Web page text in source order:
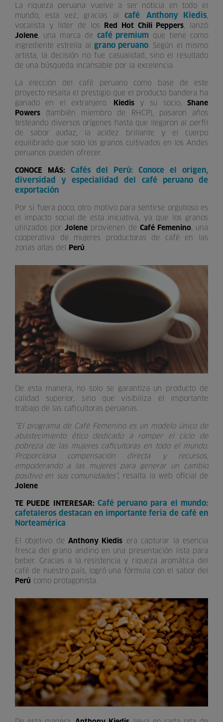
La riqueza peruana vuelve a ser noticia en todo el
mundo, esta vez, gracias al café.Anthony Kiedis
vocalista y líder de los Red Hot Chili Peppers , lanzó
Jolene, una marca de café premium que tiene como
ingrediente estrella al grano peruano . Según el mismo
artista, la decisión no fue casualidad, sino el resultado
de una búsqueda incansable por la excelencia.
La elección del café peruano como base de este
proyecto resalta el prestigio que el producto bandera ha
ganado en el extranjero. Kiedisy su socio,Shane
Powers(también miembro de RHCP), pasaron años
testeando diversos orígenes hasta que llegaron al perfil
de sabor audaz, la acidez brillante y el cuerpo
equilibrado que solo los granos cultivados en los Andes
peruanos pueden ofrecer.
CONOCE MÁS: Cafés del Perú: Conoce el origen,
diversidad y especialidad del café peruano de
exportación
Por si fuera poco, otro motivo para sentirse orgulloso es
el impacto social de esta iniciativa, ya que los granos
utilizados por Joleneprovienen deCafé Femenino , una
cooperativa de mujeres productoras de café en las
zonas altas del Perú
De esta manera, no solo se garantiza un producto de
calidad superior, sino que visibiliza el importante
trabajo de las caficultoras peruanas.
“El programa de Café Femenino es un modelo único de
abastecimiento ético dedicado a romper el ciclo de
pobreza de las mujeres caficultoras en todo el mundo.
Proporciona compensación directa y recursos,
empoderando a las mujeres para generar un cambio
positivo en sus comunidades”, resalta la web oficial de
Jolene.
TE PUEDE INTERESAR: Café peruano para el mundo:
cafetaleros destacan en importante feria de café en
Norteamérica
El objetivo deAnthony Kiedis era capturar la esencia
fresca del grano andino en una presentación lista para
beber. Gracias a la resistencia y riqueza aromática del
café de nuestro país, logró una fórmula con el sabor del
Perú como protagonista.